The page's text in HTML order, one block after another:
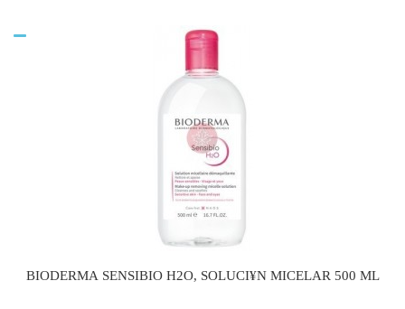
BIODERMA SENSIBIO H2O, SOLUCI¥N MICELAR 500 ML